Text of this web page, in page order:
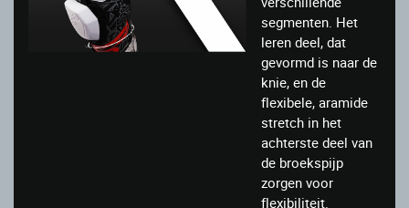
segmenten. Het
leren deel, dat
gevormd is naar de
knie, en de
flexibele, aramide
stretch in het
achterste deel van
de broekspijp
zorgen voor
flexibiliteit.